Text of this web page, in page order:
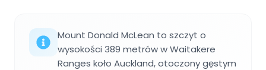
Mount Donald McLean to szczyt o
wysokości 389 metrów w Waitakere
Ranges koło Auckland, otoczony gęstym